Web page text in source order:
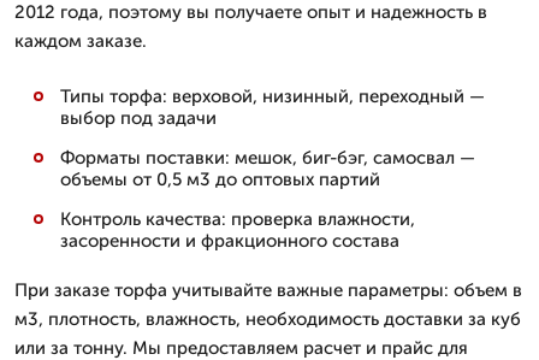
2012 года, поэтому вы получаете опыт и надежность в
каждом заказе.
Типы торфа: верховой, низинный, переходный —
выбор под задачи
Форматы поставки: мешок, биг-бэг, самосвал —
объемы от 0,5 м3 до оптовых партий
Контроль качества: проверка влажности,
засоренности и фракционного состава
При заказе торфа учитывайте важные параметры: объем в
м3, плотность, влажность, необходимость доставки за куб
или за тонну. Мы предоставляем расчет и прайс для